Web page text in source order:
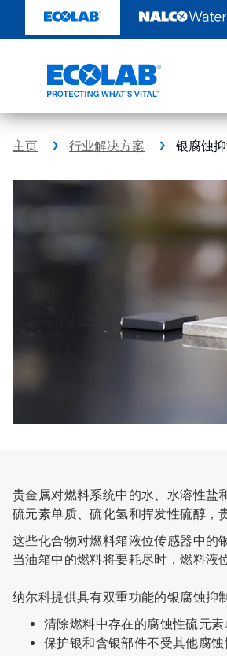
至
主页 行业解决方案 银腐蚀抑
贵金属对燃料系统中的水、水溶性盐
硫元素单质、硫化氢和挥发性硫醇，
这些化合物对燃料箱液位传感器中的
当油箱中的燃料将要耗尽时，燃料液
纳尔科提供具有双重功能的银腐蚀抑
清除燃料中存在的腐蚀性硫元素
保护银和含银部件不受其他腐